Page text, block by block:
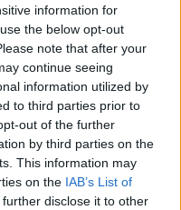
information for
the below opt-out
note that after your
continue seeing
information utilized by
to third parties prior to
out of the further
by third parties on the
This information may
on the IAB’s List of
disclose it to other